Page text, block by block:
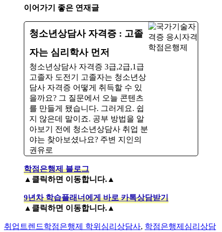
이어가기 좋은 연재글
청소년상담사 자격증 : 고졸
자는 심리학사 먼저
청소년상담사 자격증 3급,2급,1급
고졸자 도전기 고졸자는 청소년상
담사 자격증 어떻게 취득할 수 있
을까요? 그 질문에서 오늘 콘텐츠
를 만들게 됐습니다. 그러게요. 쉽
지 않은데 말이죠. ​공부 방법을 알
아보기 전에 청소년상담사 취업 분
야는 찾아보셨나요? 주변 지인의
권유로
학점은행제 블로그
▲클릭하면 이동합니다.▲
9년차 학습플래너에게 바로 카톡상담받기
▲클릭하면 이동합니다.▲
Author
취업트렌드Categories
학점은행제 학위 Tags
심리상담사, 학점은행제심리상담